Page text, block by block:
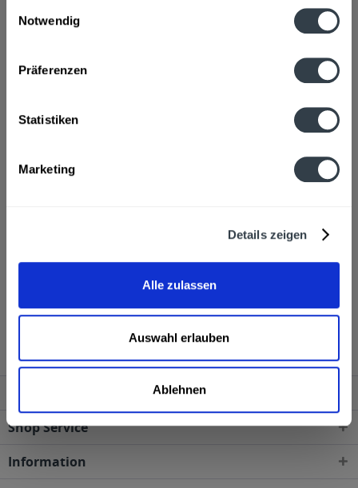
Notwendig
Präferenzen
Statistiken
Marketing
Details zeigen
Alle zulassen
Auswahl erlauben
Ablehnen
Zutaten und Allergene
Gasteiner Mineralwasser, Erlengrundstraße 14, Nad Gastein
mehr
Kunden haben sich ebenfalls angesehen
Gasteiner still 12 x 0,5l PET wird in den folgenden
Regionen, Städten, Orten und Postleitzahl-Gebieten
Shop Service
Information